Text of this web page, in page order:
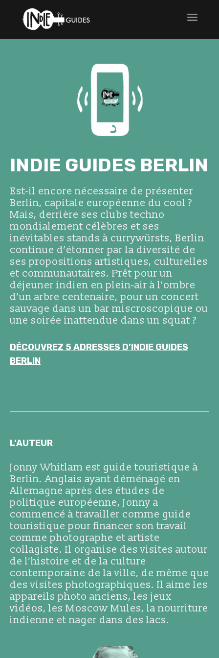
INDIE GUIDES BERLIN
Est-il encore nécessaire de présenter
Berlin, capitale européenne du cool ?
Mais, derrière ses clubs techno
mondialement célèbres et ses
inévitables stands à currywürsts, Berlin
continue d’étonner par la diversité de
ses propositions artistiques, culturelles
et communautaires. Prêt pour un
déjeuner indien en plein-air à l’ombre
d’un arbre centenaire, pour un concert
sauvage dans un bar miscroscopique ou
une soirée inattendue dans un squat ?
DÉCOUVREZ 5 ADRESSES D’INDIE GUIDES
BERLIN
L’AUTEUR
Jonny Whitlam est guide touristique à
Berlin. Anglais ayant déménagé en
Allemagne après des études de
politique européenne, Jonny a
commencé à travailler comme guide
touristique pour financer son travail
comme photographe et artiste
collagiste. Il organise des visites autour
de l’histoire et de la culture
contemporaine de la ville, de même que
des visites photographiques. Il aime les
appareils photo anciens, les jeux
vidéos, les Moscow Mules, la nourriture
indienne et nager dans des lacs.